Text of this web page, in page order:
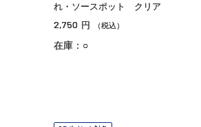
れ・ソースポット クリア
2,750 円 （税込）
在庫：○